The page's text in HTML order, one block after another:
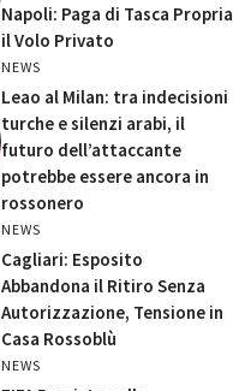
Napoli: Paga di Tasca Propria
il Volo Privato
NEWS
Leao al Milan: tra indecisioni
turche e silenzi arabi, il
futuro dell’attaccante
potrebbe essere ancora in
rossonero
NEWS
Cagliari: Esposito
Abbandona il Ritiro Senza
Autorizzazione, Tensione in
Casa Rossoblù
NEWS